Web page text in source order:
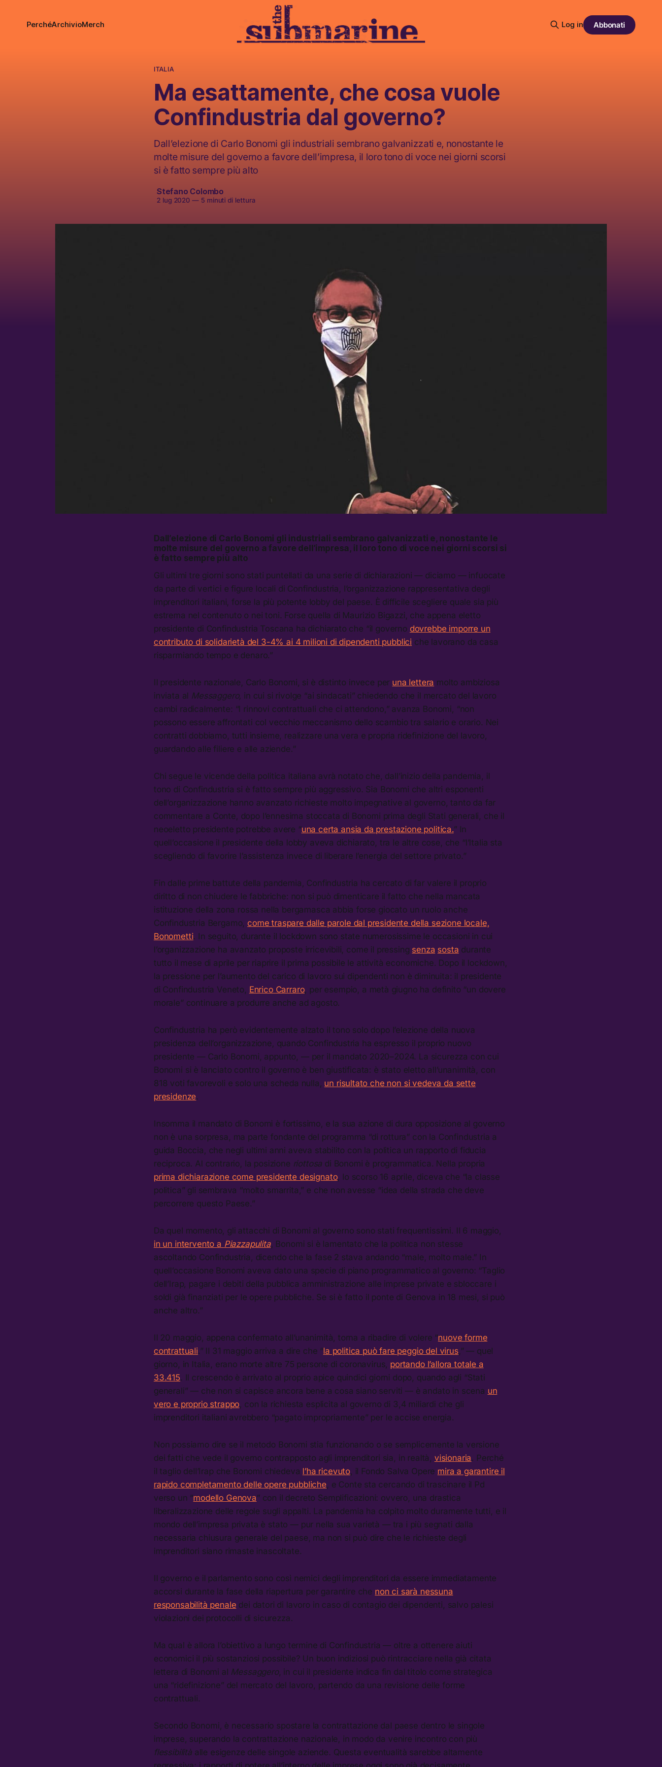
PerchéArchivioMerch Log in Abbonati
ITALIA
Ma esattamente, che cosa vuole
Confindustria dal governo?
Dall’elezione di Carlo Bonomi gli industriali sembrano galvanizzati e, nonostante le
molte misure del governo a favore dell’impresa, il loro tono di voce nei giorni scorsi
si è fatto sempre più alto
Stefano Colombo
2 lug 2020 — 5 minuti di lettura
Dall’elezione di Carlo Bonomi gli industriali sembrano galvanizzati e, nonostante le
molte misure del governo a favore dell’impresa, il loro tono di voce nei giorni scorsi si
è fatto sempre più alto
Gli ultimi tre giorni sono stati puntellati da una serie di dichiarazioni — diciamo — infuocate
da parte di vertici e figure locali di Confindustria, l’organizzazione rappresentativa degli
imprenditori italiani, forse la più potente lobby del paese. È difficile scegliere quale sia più
estrema nel contenuto o nei toni. Forse quella di Maurizio Bigazzi, che appena eletto
presidente di Confindustria Toscana ha dichiarato che “il governo dovrebbe imporre un
contributo di solidarietà del 3-4% ai 4 milioni di dipendenti pubblici che lavorano da casa
risparmiando tempo e denaro.”
Il presidente nazionale, Carlo Bonomi, si è distinto invece per una lettera molto ambiziosa
inviata al Messaggero, in cui si rivolge “ai sindacati” chiedendo che il mercato del lavoro
cambi radicalmente: “I rinnovi contrattuali che ci attendono,” avanza Bonomi, “non
possono essere affrontati col vecchio meccanismo dello scambio tra salario e orario. Nei
contratti dobbiamo, tutti insieme, realizzare una vera e propria ridefinizione del lavoro,
guardando alle filiere e alle aziende.”
Chi segue le vicende della politica italiana avrà notato che, dall’inizio della pandemia, il
tono di Confindustria si è fatto sempre più aggressivo. Sia Bonomi che altri esponenti
dell’organizzazione hanno avanzato richieste molto impegnative al governo, tanto da far
commentare a Conte, dopo l’ennesima stoccata di Bonomi prima degli Stati generali, che il
neoeletto presidente potrebbe avere “una certa ansia da prestazione politica.” In
quell’occasione il presidente della lobby aveva dichiarato, tra le altre cose, che “l’Italia sta
scegliendo di favorire l’assistenza invece di liberare l’energia del settore privato.”
Fin dalle prime battute della pandemia, Confindustria ha cercato di far valere il proprio
diritto di non chiudere le fabbriche: non si può dimenticare il fatto che nella mancata
istituzione della zona rossa nella bergamasca abbia forse giocato un ruolo anche
Confindustria Bergamo, come traspare dalle parole dal presidente della sezione locale,
Bonometti. In seguito, durante il lockdown sono state numerosissime le occasioni in cui
l’organizzazione ha avanzato proposte irricevibili, come il pressing senza sosta durante
tutto il mese di aprile per riaprire il prima possibile le attività economiche. Dopo il lockdown,
la pressione per l’aumento del carico di lavoro sui dipendenti non è diminuita: il presidente
di Confindustria Veneto, Enrico Carraro, per esempio, a metà giugno ha definito “un dovere
morale” continuare a produrre anche ad agosto.
Confindustria ha però evidentemente alzato il tono solo dopo l’elezione della nuova
presidenza dell’organizzazione, quando Confindustria ha espresso il proprio nuovo
presidente — Carlo Bonomi, appunto, — per il mandato 2020–2024. La sicurezza con cui
Bonomi si è lanciato contro il governo è ben giustificata: è stato eletto all’unanimità, con
818 voti favorevoli e solo una scheda nulla, un risultato che non si vedeva da sette
presidenze.
Insomma il mandato di Bonomi è fortissimo, e la sua azione di dura opposizione al governo
non è una sorpresa, ma parte fondante del programma “di rottura” con la Confindustria a
guida Boccia, che negli ultimi anni aveva stabilito con la politica un rapporto di fiducia
reciproca. Al contrario, la posizione riottosa di Bonomi è programmatica. Nella propria
prima dichiarazione come presidente designato, lo scorso 16 aprile, diceva che “la classe
politica” gli sembrava “molto smarrita,” e che non avesse “idea della strada che deve
percorrere questo Paese.”
Da quel momento, gli attacchi di Bonomi al governo sono stati frequentissimi. Il 6 maggio,
in un intervento a Piazzapulita, Bonomi si è lamentato che la politica non stesse
ascoltando Confindustria, dicendo che la fase 2 stava andando “male, molto male.” In
quell’occasione Bonomi aveva dato una specie di piano programmatico al governo: “Taglio
dell’Irap, pagare i debiti della pubblica amministrazione alle imprese private e sbloccare i
soldi già finanziati per le opere pubbliche. Se si è fatto il ponte di Genova in 18 mesi, si può
anche altro.”
Il 20 maggio, appena confermato all’unanimità, torna a ribadire di volere “nuove forme
contrattuali.” Il 31 maggio arriva a dire che “la politica può fare peggio del virus,” — quel
giorno, in Italia, erano morte altre 75 persone di coronavirus, portando l’allora totale a
33.415. Il crescendo è arrivato al proprio apice quindici giorni dopo, quando agli “Stati
generali” — che non si capisce ancora bene a cosa siano serviti — è andato in scena un
vero e proprio strappo, con la richiesta esplicita al governo di 3,4 miliardi che gli
imprenditori italiani avrebbero “pagato impropriamente” per le accise energia.
Non possiamo dire se il metodo Bonomi stia funzionando o se semplicemente la versione
dei fatti che vede il governo contrapposto agli imprenditori sia, in realtà, visionaria. Perché
il taglio dell’Irap che Bonomi chiedeva l’ha ricevuto, il Fondo Salva Opere mira a garantire il
rapido completamento delle opere pubbliche, e Conte sta cercando di trascinare il Pd
verso un “modello Genova” con il decreto Semplificazioni: ovvero, una drastica
liberalizzazione delle regole sugli appalti. La pandemia ha colpito molto duramente tutti, e il
mondo dell’impresa privata è stato — pur nella sua varietà — tra i più segnati dalla
necessaria chiusura generale del paese, ma non si può dire che le richieste degli
imprenditori siano rimaste inascoltate.
Il governo e il parlamento sono così nemici degli imprenditori da essere immediatamente
accorsi durante la fase della riapertura per garantire che non ci sarà nessuna
responsabilità penale dei datori di lavoro in caso di contagio dei dipendenti, salvo palesi
violazioni dei protocolli di sicurezza.
Ma qual è allora l’obiettivo a lungo termine di Confindustria — oltre a ottenere aiuti
economici il più sostanziosi possibile? Un buon indiziosi può rintracciare nella già citata
lettera di Bonomi al Messaggero, in cui il presidente indica fin dal titolo come strategica
una “ridefinizione” del mercato del lavoro, partendo da una revisione delle forme
contrattuali.
Secondo Bonomi, è necessario spostare la contrattazione dal paese dentro le singole
imprese, superando la contrattazione nazionale, in modo da venire incontro con più
flessibilità alle esigenze delle singole aziende. Questa eventualità sarebbe altamente